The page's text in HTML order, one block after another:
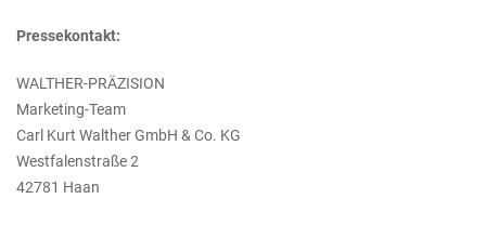
Pressekontakt:
WALTHER-PRÄZISION
Marketing-Team
Carl Kurt Walther GmbH & Co. KG
Westfalenstraße 2
42781 Haan